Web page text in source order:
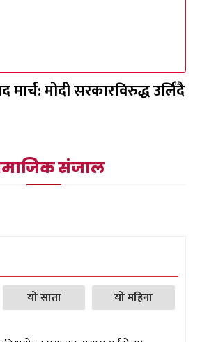
मोदी सरकारविरुद्ध उर्लिंदै
संजाल
यो साता यो महिना